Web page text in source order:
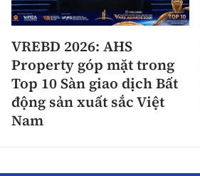
VREBD 2026: AHS
Property góp mặt trong
Top 10 Sàn giao dịch Bất
động sản xuất sắc Việt
Nam